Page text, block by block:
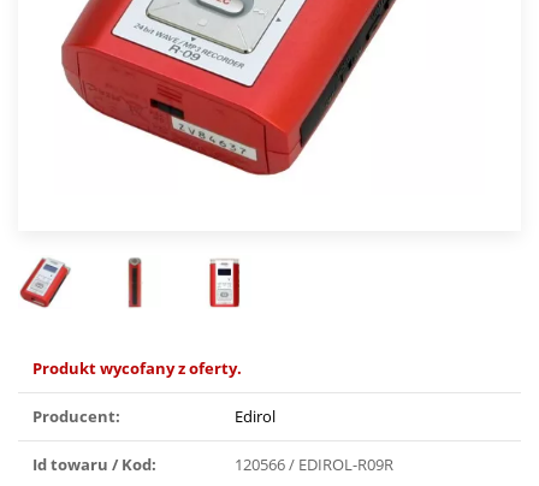
Produkt wycofany z oferty.
Producent: Edirol
Id towaru / Kod: 120566 / EDIROL-R09R